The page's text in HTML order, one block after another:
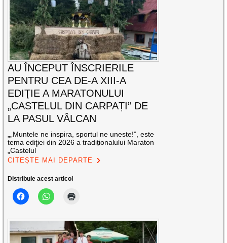
AU ÎNCEPUT ÎNSCRIERILE
PENTRU CEA DE-A XIII-A
EDIŢIE A MARATONULUI
„CASTELUL DIN CARPAȚI” DE
LA PASUL VÂLCAN
„„Muntele ne inspira, sportul ne uneste!”, este
tema ediţiei din 2026 a tradiționalului Maraton
„Castelul
CITEȘTE MAI DEPARTE
Distribuie acest articol